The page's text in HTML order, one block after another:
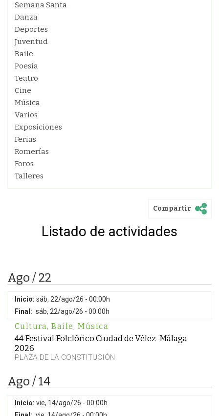
Semana Santa
Danza
Deportes
Juventud
Baile
Poesía
Teatro
Cine
Música
Varios
Exposiciones
Ferias
Romerías
Foros
Talleres
Compartir
Listado de actividades
Ago / 22
Inicio: sáb, 22/ago/26 - 00:00h
Final: sáb, 22/ago/26 - 00:00h
Cultura, Baile, Música
44 Festival Folclórico Ciudad de Vélez-Málaga
2026
PLAZA DE LA CONSTITUCIÓN
Ago / 14
Inicio: vie, 14/ago/26 - 00:00h